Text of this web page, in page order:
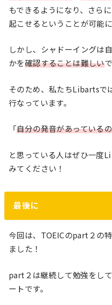
もできるようになり、さら
起こせるということが可能に
しかし、シャドーイングは
かを確認することは難しい
そのため、私たちLibartsで
行なっています。
「自分の発音があっている
と思っている人はぜひ一度
みてください！
最後に
今回は、TOEICのpart２の
ました！
part２は継続して勉強をし
ートです。